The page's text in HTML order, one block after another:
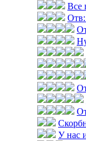
Все
Отв:
У нас